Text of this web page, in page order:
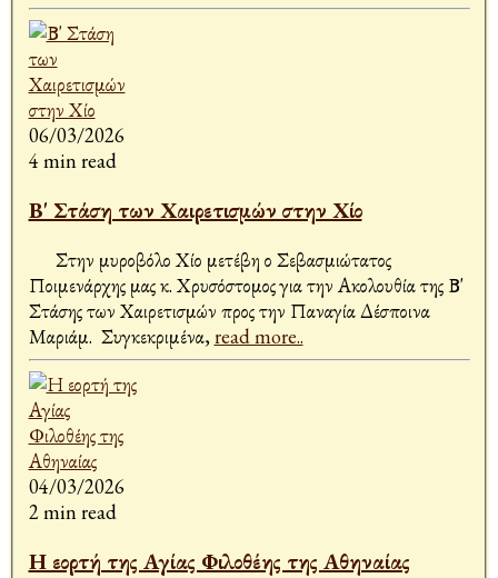
06/03/2026
4 min read
Β' Στάση των Χαιρετισμών στην Χίο
Στην μυροβόλο Χίο μετέβη ο Σεβασμιώτατος
Ποιμενάρχης μας κ. Χρυσόστομος για την Ακολουθία της Β'
Στάσης των Χαιρετισμών προς την Παναγία Δέσποινα
Μαριάμ. Συγκεκριμένα,read more..
04/03/2026
2 min read
Η εορτή της Αγίας Φιλοθέης της Αθηναίας